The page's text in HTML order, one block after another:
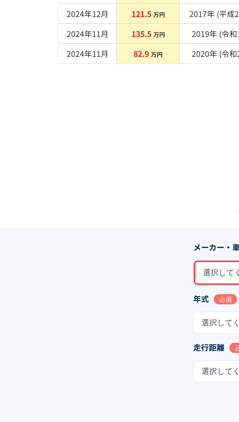
2024年12月 121.5 万円 2017年 (平成
2024年11月
135.5 万円 2019年 (令和
2024年11月
82.9 万円 2020年 (令和
メーカー・
選択して
年式 必須
選択して
走行距離
選択して